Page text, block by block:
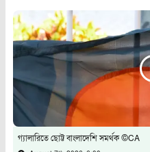
গ্যালারিতে ছোট্ট বাংলাদেশি সমর্থক ©CA